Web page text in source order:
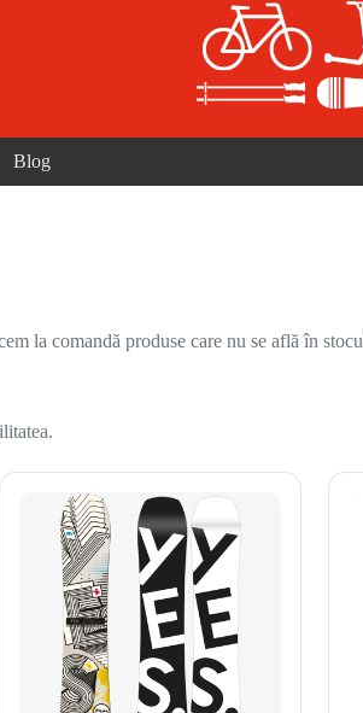
Blog
la comandă produse care nu se află în